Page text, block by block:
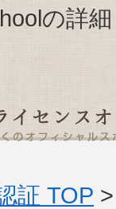
の詳細
証 TOP